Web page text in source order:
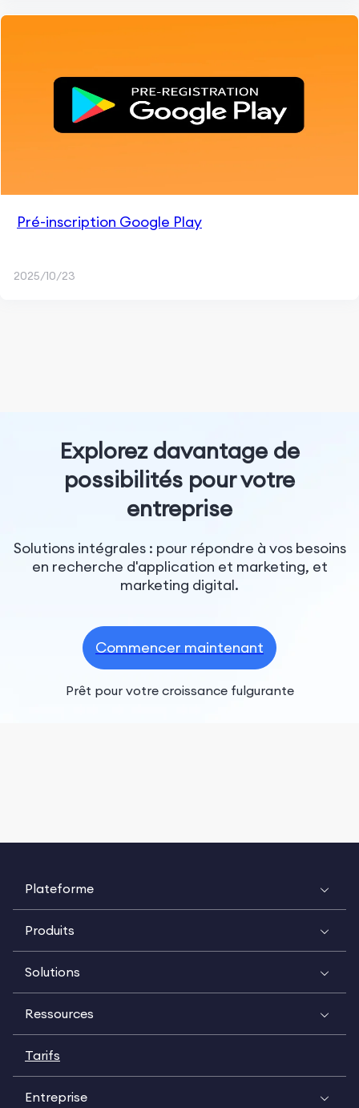
Pré-inscription Google Play
2025/10/23
Explorez davantage de
possibilités pour votre
entreprise
Solutions intégrales : pour répondre à vos besoins
en recherche d'application et marketing, et
marketing digital.
Commencer maintenant
Prêt pour votre croissance fulgurante
Plateforme
Produits
Solutions
Ressources
Tarifs
Entreprise